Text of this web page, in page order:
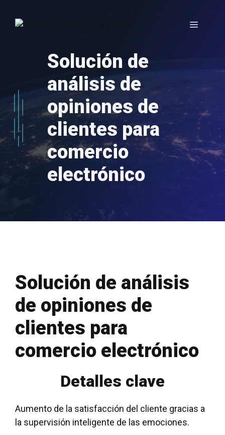
Menú
Solución de
análisis de
opiniones de
clientes para
comercio
electrónico
Solución de análisis
de opiniones de
clientes para
comercio electrónico
Detalles clave
Aumento de la satisfacción del cliente gracias a
la supervisión inteligente de las emociones.